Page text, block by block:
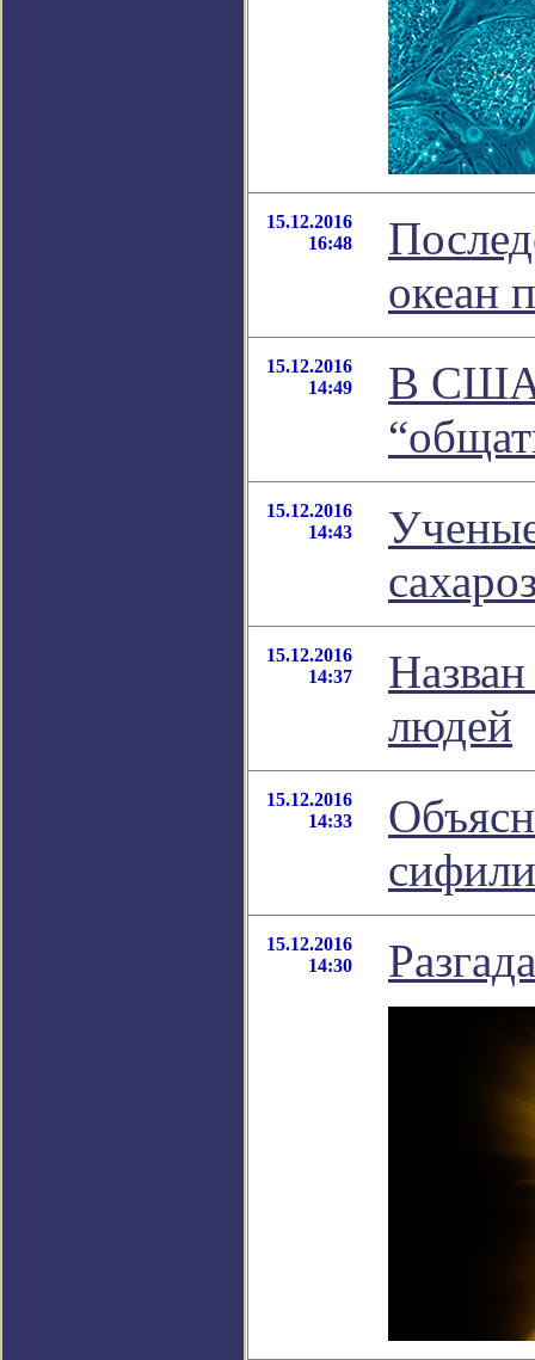
15.12.2016
16:48
океан
15.12.2016
14:49
В США
15.12.2016
14:43
15.12.2016
14:37
людей
15.12.2016
14:33
15.12.2016
14:30